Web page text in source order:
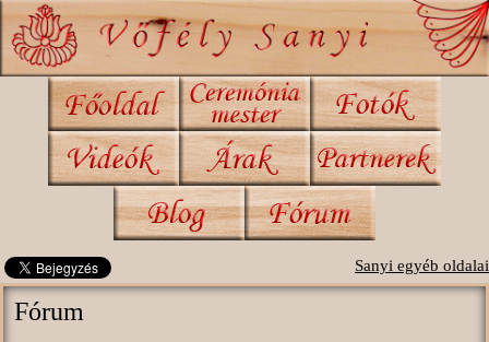
Sanyi egyéb oldalai
Fórum